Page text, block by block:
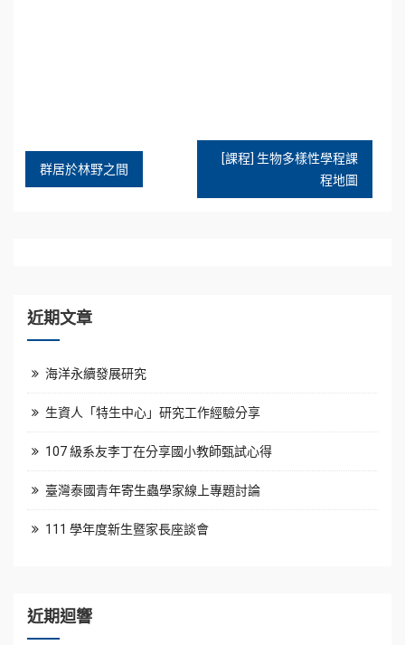
文
章
群居於林野之間
[課程] 生物多樣性學程課
程地圖
近期文章
海洋永續發展研究
生資人「特生中心」研究工作經驗分享
107 級系友李丁在分享國小教師甄試心得
臺灣泰國青年寄生蟲學家線上專題討論
111 學年度新生暨家長座談會
近期迴響